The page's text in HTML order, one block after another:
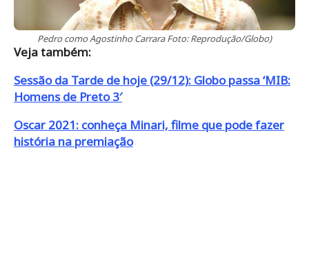
Pedro como Agostinho Carrara Foto: Reprodução/Globo)
Veja também:
Sessão da Tarde de hoje (29/12): Globo passa ‘MIB:
Homens de Preto 3′
Oscar 2021: conheça Minari, filme que pode fazer
história na premiação